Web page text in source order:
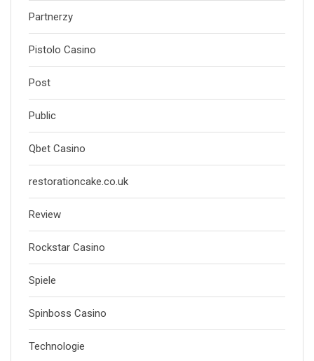
Partnerzy
Pistolo Casino
Post
Public
Qbet Casino
restorationcake.co.uk
Review
Rockstar Casino
Spiele
Spinboss Casino
Technologie